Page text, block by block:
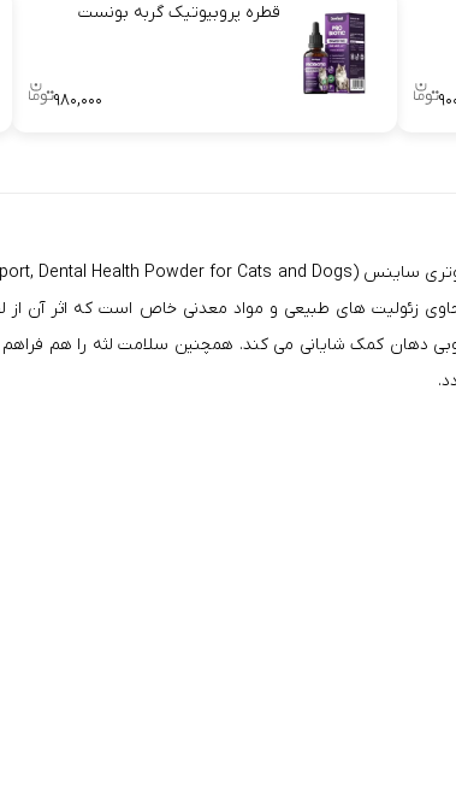
قطره پروبیوتیک گربه بونست
۹۸۰,۰۰۰
زئولیت های طبیعی و مواد معدنی خاص است که اثر آن از
دهان کمک شایانی می کند. همچنین سلامت لثه را هم